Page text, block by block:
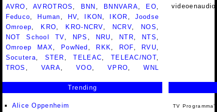
AVRO ,AVROTROS BNN BNNVARA EO
Feduco
Human HV IKON IKOR
Joodse
Omroep
KRO KRO-NCRV NCRV NOS
NOT School TV
NPS NRU NTR NTS
Omroep MAX
PowNed RKK ROF RVU
Socutera
STER ,TELEAC TELEAC/NOT
TROS
VARA ,VOO ,VPRO ,WNL
Trending
Alice Oppenheim
TV